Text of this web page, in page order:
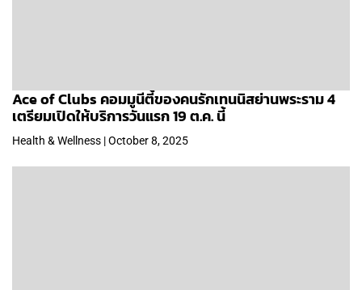
Ace of Clubs คอมมูนีตี้ของคนรักเทนนิสย่านพระราม 4
เตรียมเปิดให้บริการวันแรก 19 ต.ค. นี้
Health & Wellness | October 8, 2025